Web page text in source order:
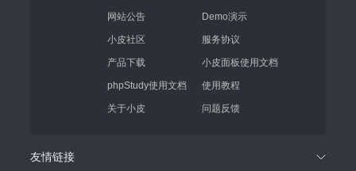
网站公告 Demo演示
小皮社区 服务协议
产品下载 小皮面板使用文档
phpStudy使用文档 使用教程
关于小皮 问题反馈
友情链接